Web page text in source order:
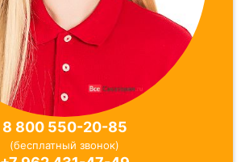
8 800 550-20-85
(бесплатный звонок)